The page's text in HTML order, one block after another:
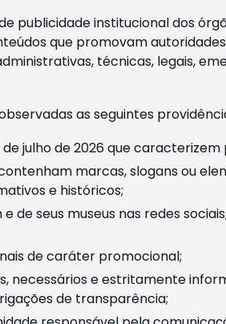
publicidade institucional dos
que promovam
técnicas, legais,
as seguintes
julho de 2026 que
marcas, slogans ou
e históricos;
seus museus nas redes
de caráter promocional;
necessários e estritamente
de transparência;